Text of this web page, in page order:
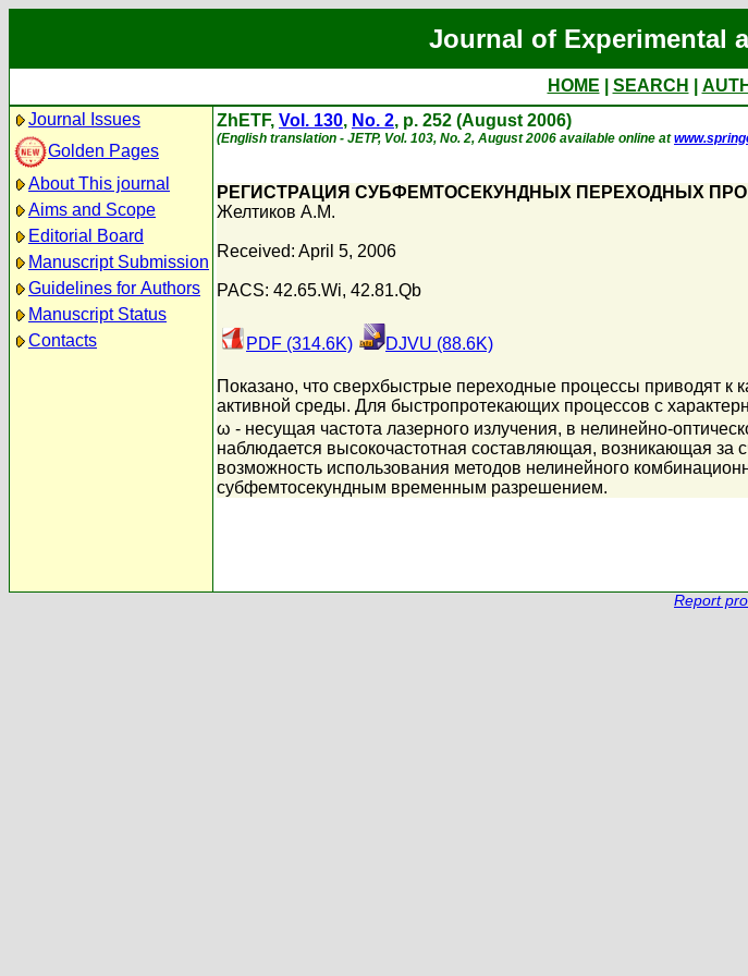
Journal of Experimental
HOME SEARCH
Journal Issues
Golden Pages
About This journal
Aims and Scope
Editorial Board
Manuscript Submission
Guidelines for Authors
Manuscript Status
Contacts
ZhETF, Vol. 130, No. 2, p. 252 (August 2006)
(English translation - JETP, Vol. 103, No. 2, August 2006 available online at
РЕГИСТРАЦИЯ СУБФЕМТОСЕКУНДНЫХ ПЕРЕХОДНЫХ
Желтиков А.М.
Received: April 5, 2006
PACS: 42.65.Wi, 42.81.Qb
PDF (314.6K) DJVU (88.6K)
Показано, что сверхбыстрые переходные процессы приводят к
активной среды. Для быстропротекающих процессов с
ω - несущая частота лазерного излучения, в нелинейно-
наблюдается высокочастотная составляющая, возникающая за
возможность использования методов нелинейного
субфемтосекундным временным разрешением.
Report